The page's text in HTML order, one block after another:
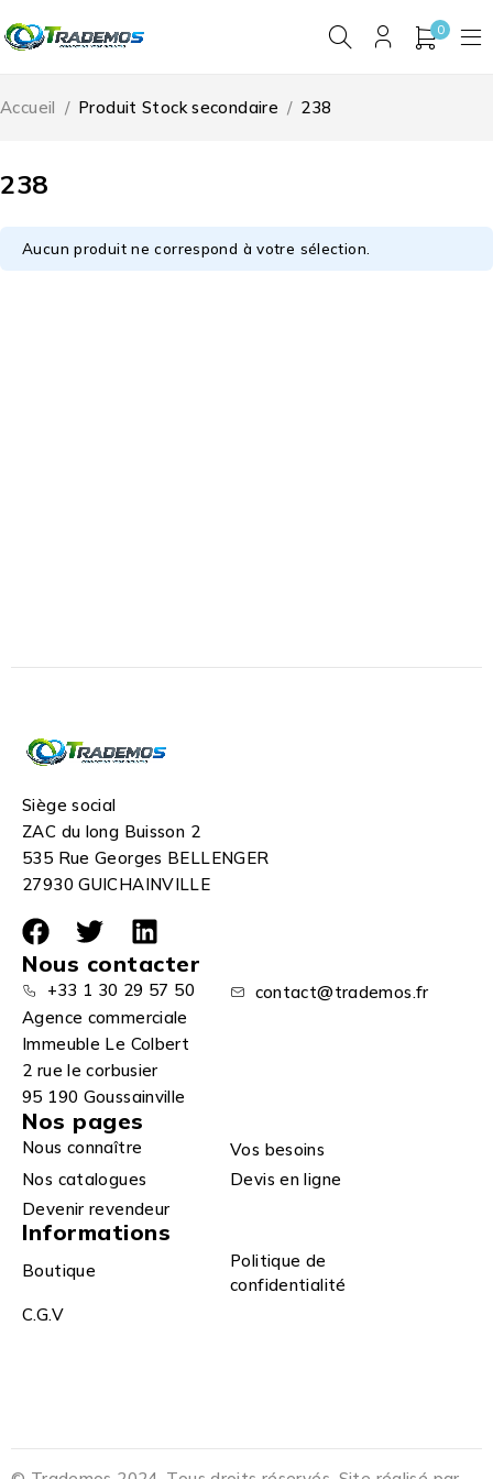
0
238
Accueil / Produit Stock secondaire / 238
Aucun produit ne correspond à votre sélection.
Siège social
ZAC du long Buisson 2
535 Rue Georges BELLENGER
27930 GUICHAINVILLE
Nous contacter
+33 1 30 29 57 50
contact@trademos.fr
Agence commerciale
Immeuble Le Colbert
2 rue le corbusier
95 190 Goussainville
Nos pages
Nous connaître
Vos besoins
Nos catalogues
Devis en ligne
Devenir revendeur
Informations
Boutique
Politique de
confidentialité
C.G.V